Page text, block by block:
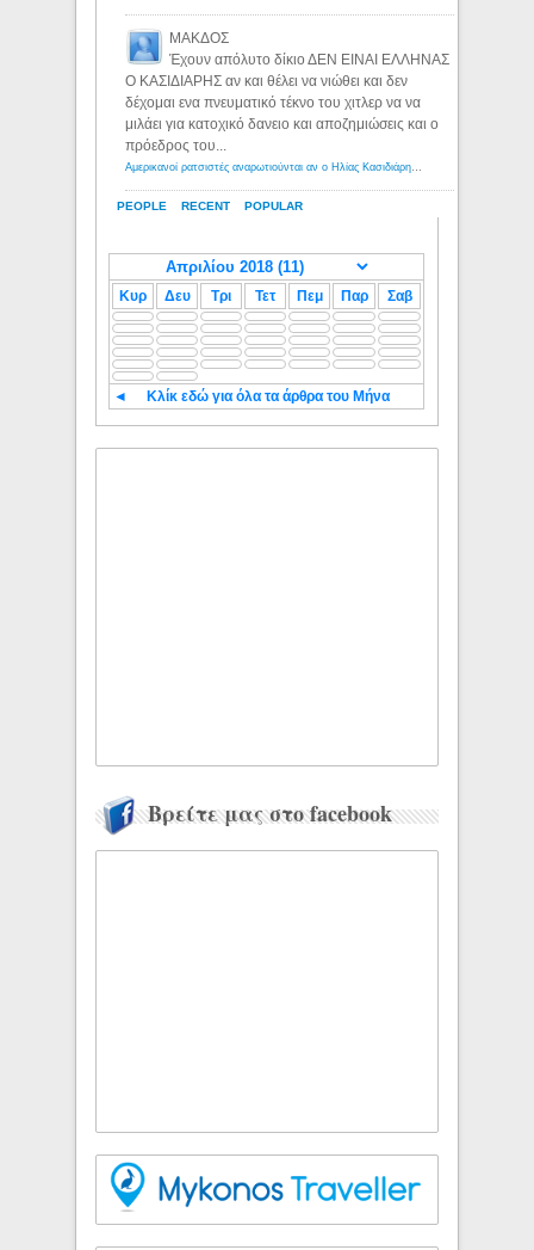
PEOPLE RECENT POPULAR
ΜΑΚΔΟΣ
Έχουν απόλυτο δίκιο ΔΕΝ ΕΙΝΑΙ ΕΛΛΗΝΑΣ
Ο ΚΑΣΙΔΙΑΡΗΣ αν και θέλει να νιώθει και δεν
δέχομαι ενα πνευματικό τέκνο του χιτλερ να να
μιλάει για κατοχικό δανειο και αποζημιώσεις και ο
πρόεδρος του...
Αμερικανοί ρατσιστές αναρωτιούνται αν ο Ηλίας Κασιδιάρης ανήκει στη λευκή φυλή... - Λόγιος Ερμής
Κυρ Δευ Τρι Τετ Πεμ Παρ Σαβ
◄ Κλίκ εδώ για όλα τα άρθρα του Μήνα
Βρείτε μας στο facebook